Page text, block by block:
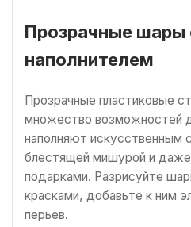
Прозрачные шары
наполнителем
Прозрачные пластиковые
множество возможностей
наполняют искусственным
блестящей мишурой и даже
подарками. Разрисуйте
красками, добавьте к ним
перьев.